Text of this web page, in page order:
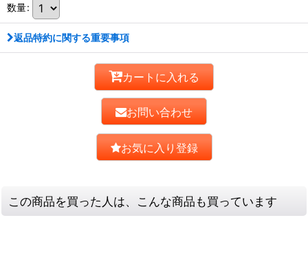
数量:
返品特約に関する重要事項
カートに入れる
お問い合わせ
お気に入り登録
この商品を買った人は、こんな商品も買っています